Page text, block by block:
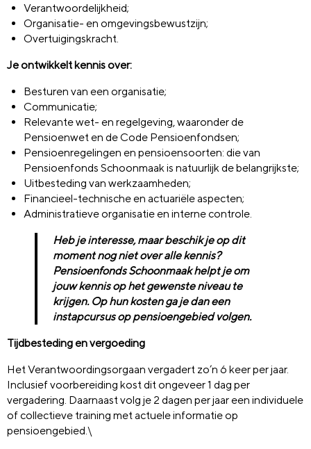
Verantwoordelijkheid;
Organisatie- en omgevingsbewustzijn;
Overtuigingskracht.
Je ontwikkelt kennis over:
Besturen van een organisatie;
Communicatie;
Relevante wet- en regelgeving, waaronder de
Pensioenwet en de Code Pensioenfondsen;
Pensioenregelingen en pensioensoorten: die van
Pensioenfonds Schoonmaak is natuurlijk de belangrijkste;
Uitbesteding van werkzaamheden;
Financieel-technische en actuariële aspecten;
Administratieve organisatie en interne controle.
Heb je interesse, maar beschik je op dit
moment nog niet over alle kennis?
Pensioenfonds Schoonmaak helpt je om
jouw kennis op het gewenste niveau te
krijgen. Op hun kosten ga je dan een
instapcursus op pensioengebied volgen.
Tijdbesteding en vergoeding
Het Verantwoordingsorgaan vergadert zo’n 6 keer per jaar.
Inclusief voorbereiding kost dit ongeveer 1 dag per
vergadering. Daarnaast volg je 2 dagen per jaar een individuele
of collectieve training met actuele informatie op
pensioengebied.\